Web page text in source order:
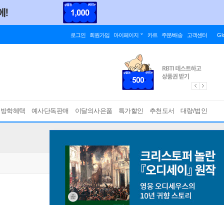
로그인 회원가입 마이페이지 카트 주문/배송 고객센터
학혜택 예사단독판매 이달의사은품 특가할인 추천도서 대량/법인